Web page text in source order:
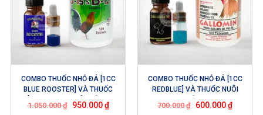
COMBO THUỐC NHỎ ĐÁ [1CC
BLUE ROOSTER] VÀ THUỐC
NUÔI B15&B12 – GIÚP GÀ TĂNG
BO CỰC KỲ LỚN TRONG THỜI
1.050.000₫ 950.000₫
COMBO THUỐC NHỎ ĐÁ [1CC
REDBLUE] VÀ THUỐC NUÔI
GALLOMIN – BỔ TRỢ CHO NHAU
GIÚP GÀ TĂNG BO LỚN
700.000₫ 600.000₫